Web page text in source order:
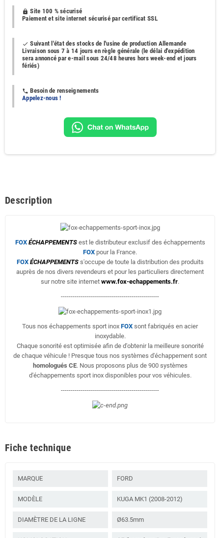
https Site 100 % sécurisé
Paiement et site internet sécurisé par certificat SSL
done Suivant l'état des stocks de l'usine de production Allemande
Livraison sous 7 à 14 jours en règle générale (le délai d'expédition
sera annoncé par e-mail sous 24/48 heures hors week-end et jours
fériés)
phone Besoin de renseignements
Appelez-nous !
Description
FOX ÉCHAPPEMENTSest le distributeur exclusif des échappements
FOX pour la France.
FOX ÉCHAPPEMENTSs'occupe de toute la distribution des produits
auprès de nos divers revendeurs et pour les particuliers directement
sur notre site internet www.fox-echappements.fr.
--------------------------------------------------
Tous nos échappements sport inox FOX sont fabriqués en acier
inoxydable.
Chaque sonorité est optimisée afin de d'obtenir la meilleure sonorité
de chaque véhicule ! Presque tous nos systèmes d'échappement sont
homologués CE. Nous proposons plus de 900 systèmes
d'échappements sport inox disponibles pour vos véhicules.
--------------------------------------------------
Fiche technique
MARQUE FORD
MODÈLE KUGA MK1 (2008-2012)
DIAMÈTRE DE LA LIGNE Ø63.5mm